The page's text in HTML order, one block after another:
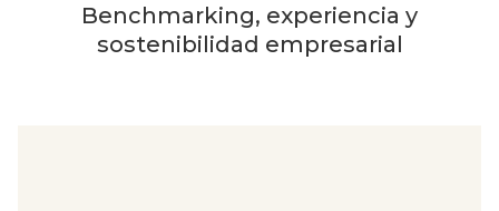
Benchmarking, experiencia y
sostenibilidad empresarial